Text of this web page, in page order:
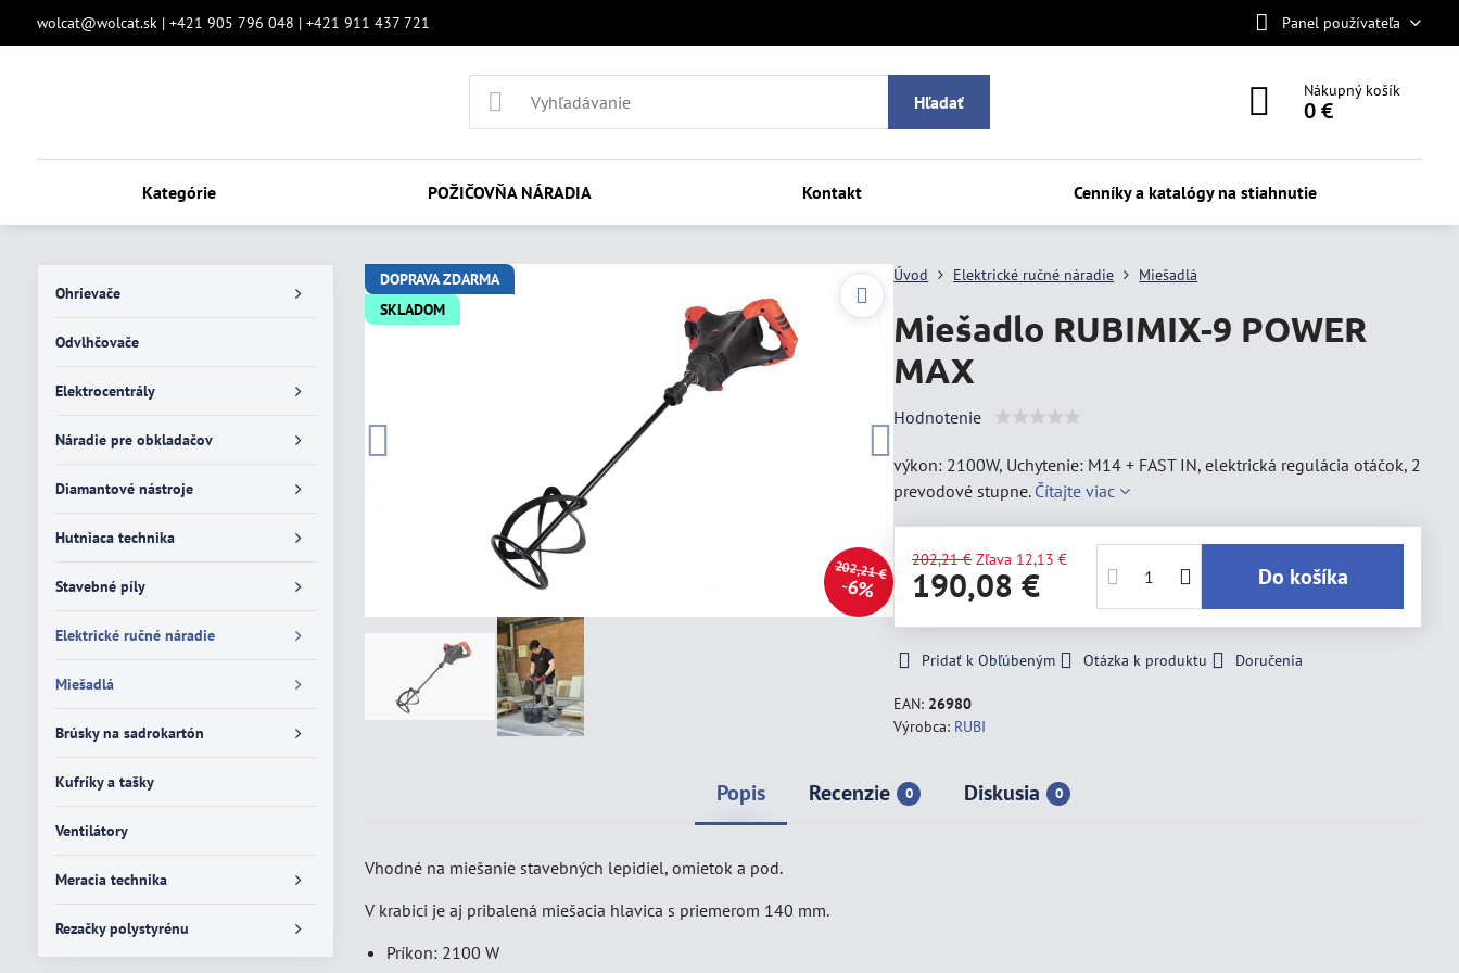
wolcat@wolcat.sk | +421 905 796 048 | +421 911 437 721 Panel používateľa
Hľadať
Nákupný košík
0 €
Kategórie POŽIČOVŇA NÁRADIA Kontakt Cenníky a katalógy na stiahnutie
DOPRAVA ZDARMA
SKLADOM
202,21 €
6%
Úvod Elektrické ručné náradie Miešadlá
Miešadlo RUBIMIX-9 POWER
MAX
Hodnotenie
výkon: 2100W, Uchytenie: M14 + FAST IN, elektrická regulácia otáčok, 2
prevodové stupne. Čítajte viac
202,21 € Zľava 12,13 €
190,08 € Do košíka
Pridať k Obľúbeným Otázka k produktu Doručenia
EAN: 26980
Výrobca: RUBI
Popis Recenzie 0 Diskusia 0
Vhodné na miešanie stavebných lepidiel, omietok a pod.
V krabici je aj pribalená miešacia hlavica s priemerom 140 mm.
Príkon: 2100 W
Ohrievače
Odvlhčovače
Elektrocentrály
Náradie pre obkladačov
Diamantové nástroje
Hutniaca technika
Stavebné píly
Elektrické ručné náradie
Miešadlá
Brúsky na sadrokartón
Kufríky a tašky
Ventilátory
Meracia technika
Rezačky polystyrénu